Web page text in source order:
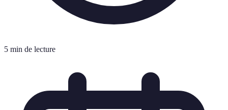
5 min de lecture